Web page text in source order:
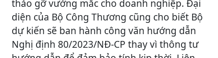
tháo gỡ vướng mắc cho doanh nghiệp. Đại
diện của Bộ Công Thương cũng cho biết Bộ
dự kiến sẽ ban hành công văn hướng dẫn
Nghị định 80/2023/NĐ-CP thay vì thông tư